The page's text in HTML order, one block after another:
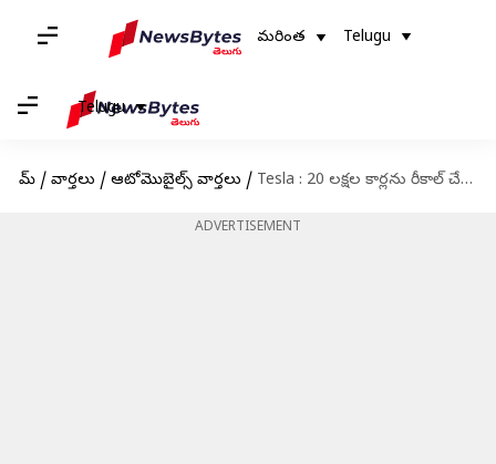
మరింత Telugu
Telugu
హోమ్ / వార్తలు / ఆటోమొబైల్స్ వార్తలు / Tesla : 20 లక్షల కార్లను రీకాల్ చేయనున్న టెస్లా.. ఎందుకంటే?
ADVERTISEMENT